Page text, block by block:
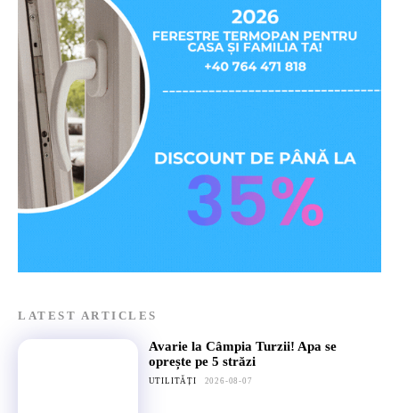
LATEST ARTICLES
Avarie la Câmpia Turzii! Apa se
oprește pe 5 străzi
UTILITĂȚI 2026-08-07